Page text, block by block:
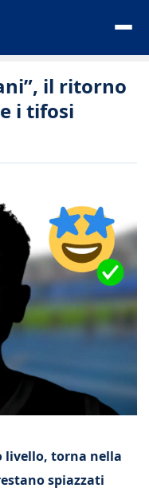
il ritorno
i tifosi
livello, torna nella
spiazzati